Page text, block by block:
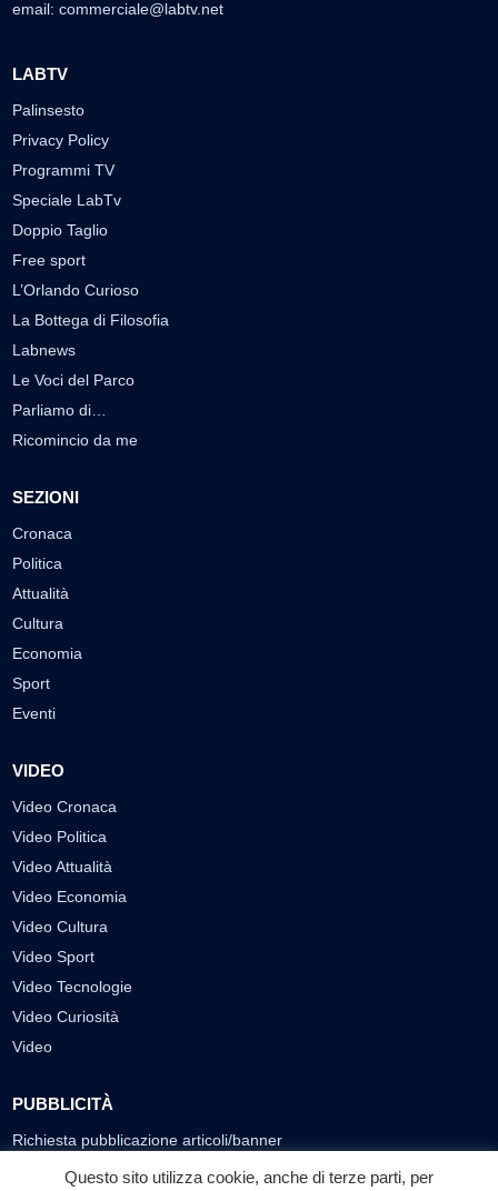
email: commerciale@labtv.net
LABTV
Palinsesto
Privacy Policy
Programmi TV
Speciale LabTv
Doppio Taglio
Free sport
L’Orlando Curioso
La Bottega di Filosofia
Labnews
Le Voci del Parco
Parliamo di…
Ricomincio da me
SEZIONI
Cronaca
Politica
Attualità
Cultura
Economia
Sport
Eventi
VIDEO
Video Cronaca
Video Politica
Video Attualità
Video Economia
Video Cultura
Video Sport
Video Tecnologie
Video Curiosità
Video
PUBBLICITÀ
Richiesta pubblicazione articoli/banner
SEGUICI SUI SOCIAL
Questo sito utilizza cookie, anche di terze parti, per